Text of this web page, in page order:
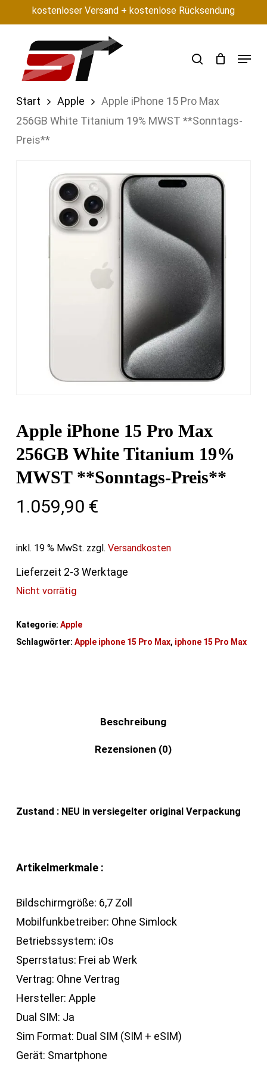
to
content
kostenloser Versand + kostenlose Rücksendung
search Menu
Start Apple
Apple iPhone 15 Pro Max
256GB White Titanium 19% MWST **Sonntags-
Preis**
Apple iPhone 15 Pro Max
256GB White Titanium 19%
MWST **Sonntags-Preis**
1.059,90 €
inkl. 19 % MwSt. zzgl. Versandkosten
Lieferzeit 2-3 Werktage
Nicht vorrätig
Kategorie: Apple
Schlagwörter: Apple iphone 15 Pro Max, iphone 15 Pro Max
Beschreibung
Rezensionen (0)
Zustand : NEU in versiegelter original Verpackung
Artikelmerkmale :
Bildschirmgröße: 6,7 Zoll
Mobilfunkbetreiber: Ohne Simlock
Betriebssystem: iOs
Sperrstatus: Frei ab Werk
Vertrag: Ohne Vertrag
Hersteller: Apple
Dual SIM: Ja
Sim Format: Dual SIM (SIM + eSIM)
Gerät: Smartphone